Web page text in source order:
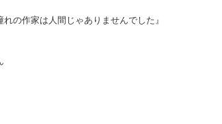
の作家は人間じゃありませんでした』